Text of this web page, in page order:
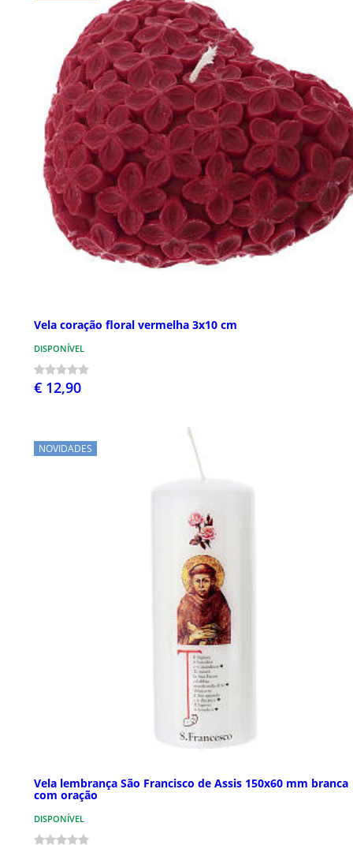
Vela coração floral vermelha 3x10 cm
DISPONÍVEL
€ 12,90
NOVIDADES
Vela lembrança São Francisco de Assis 150x60 mm branca
com oração
DISPONÍVEL